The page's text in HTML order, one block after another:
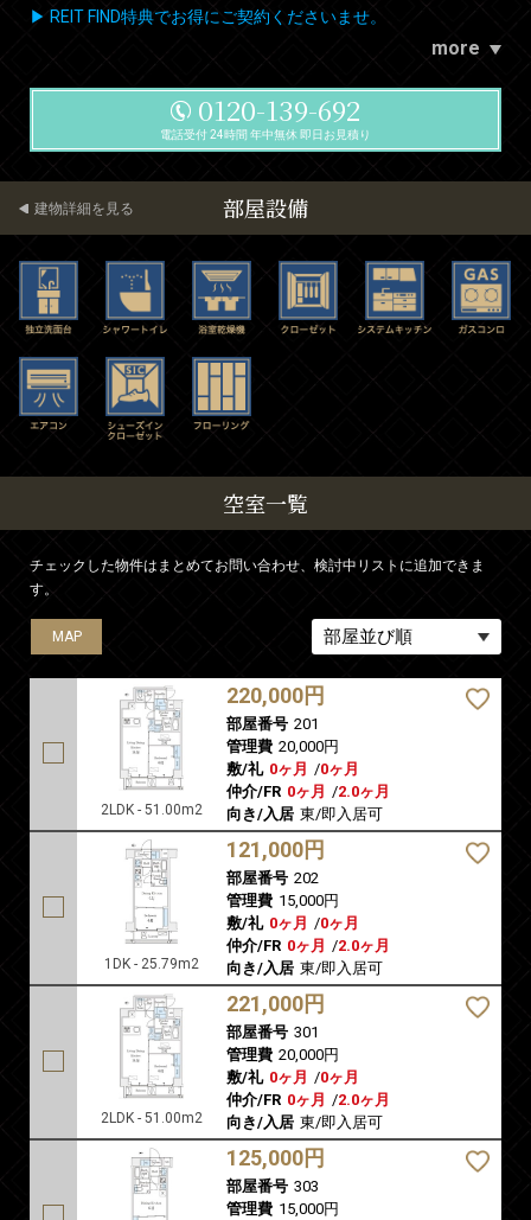
▶ REIT FIND特典でお得にご契約くださいませ。
more
0120-139-692
電話受付 24時間 年中無休 即日お見積り
部屋設備
建物詳細を見る
空室一覧
チェックした物件はまとめてお問い合わせ、検討中リストに追加できま
す。
MAP
2LDK - 51.00m2
220,000円
部屋番号 201
管理費 20,000円
敷/礼 0ヶ月 /0ヶ月
仲介/FR 0ヶ月 /2.0ヶ月
向き/入居 東/即入居可
MAP
1DK - 25.79m2
121,000円
部屋番号 202
管理費 15,000円
敷/礼 0ヶ月 /0ヶ月
仲介/FR 0ヶ月 /2.0ヶ月
向き/入居 東/即入居可
MAP
2LDK - 51.00m2
221,000円
部屋番号 301
管理費 20,000円
敷/礼 0ヶ月 /0ヶ月
仲介/FR 0ヶ月 /2.0ヶ月
向き/入居 東/即入居可
MAP
125,000円
部屋番号 303
管理費 15,000円
MAP
MAP
MAP
MAP
MAP
MAP
MAP
MAP
MAP
MAP
MAP
MAP